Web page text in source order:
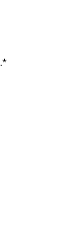
.*